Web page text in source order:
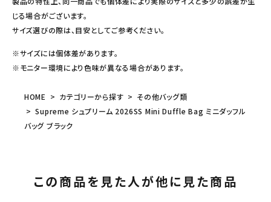
じる場合がございます。
サイズ選びの際は、目安としてご参考ください。
※サイズには個体差があります。
※モニター環境により色味が異なる場合があります。
HOME カテゴリーから探す
その他バッグ類
Supreme シュプリーム 2026SS Mini Duffle Bag ミニダッフル
バッグ ブラック
この商品を見た人が他に見た商品